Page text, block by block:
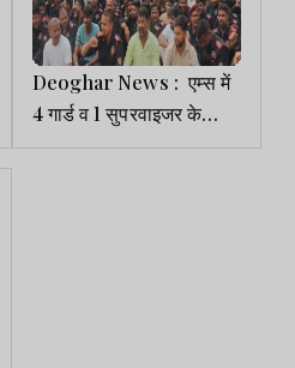
Deoghar News : एम्स में
4 गार्ड व 1 सुपरवाइजर के
निलंबन के विरोध में धरना